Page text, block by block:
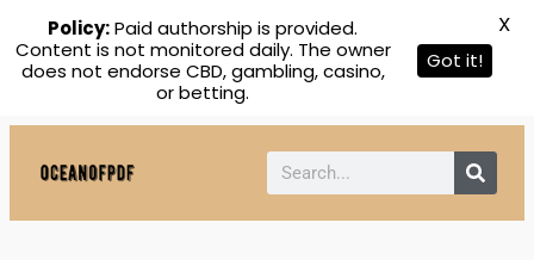
Policy:Paid authorship is provided.
Content is not monitored daily. The owner
does not endorse CBD, gambling, casino,
or betting.
Got it!
X